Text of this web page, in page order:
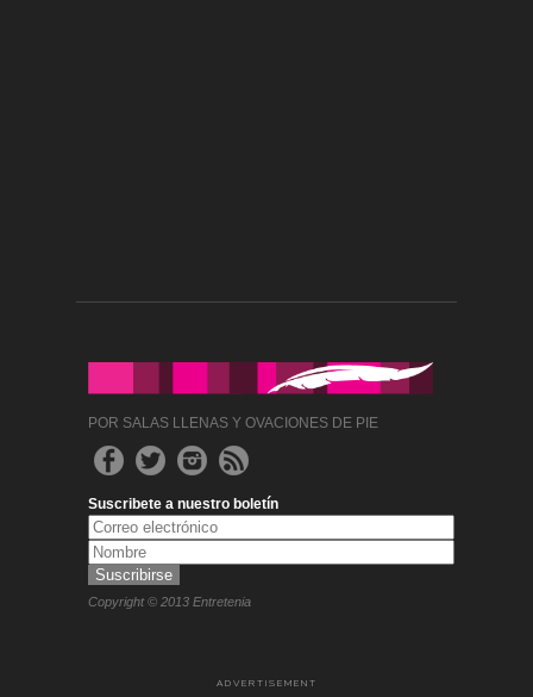
POR SALAS LLENAS Y OVACIONES DE PIE
Suscribete a nuestro boletín
Copyright © 2013 Entretenia
ADVERTISEMENT